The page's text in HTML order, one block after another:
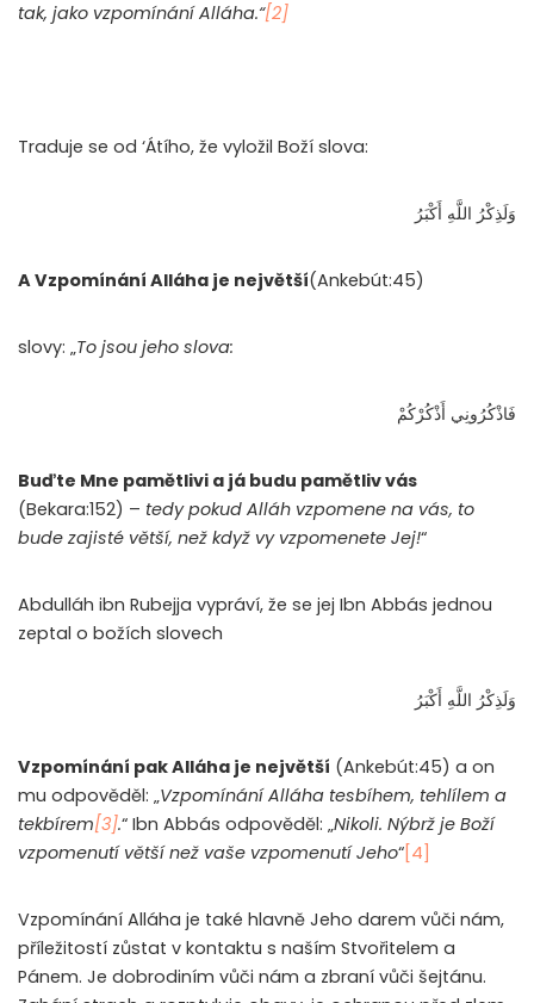
tak, jako vzpomínání Alláha.“[2]
Traduje se od ‘Átího, že vyložil Boží slova:
وَلَذِكْرُ اللَّهِ أَكْبَرُ
A Vzpomínání Alláha je největší(Ankebút:45)
slovy: „To jsou jeho slova:
فَاذْكُرُونِي أَذْكُرْكُمْ
Buďte Mne pamětlivi a já budu pamětliv vás
(Bekara:152) – tedy pokud Alláh vzpomene na vás, to
bude zajisté větší, než když vy vzpomenete Jej!“
Abdulláh ibn Rubejja vypráví, že se jej Ibn Abbás jednou
zeptal o božích slovech
وَلَذِكْرُ اللَّهِ أَكْبَرُ
Vzpomínání pak Alláha je největší (Ankebút:45) a on
mu odpověděl: „Vzpomínání Alláha tesbíhem, tehlílem a
tekbírem[3].“ Ibn Abbás odpověděl: „Nikoli. Nýbrž je Boží
vzpomenutí větší než vaše vzpomenutí Jeho“ [4]
Vzpomínání Alláha je také hlavně Jeho darem vůči nám,
příležitostí zůstat v kontaktu s naším Stvořitelem a
Pánem. Je dobrodiním vůči nám a zbraní vůči šejtánu.